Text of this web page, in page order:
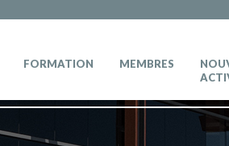
FORMATION MEMBRES